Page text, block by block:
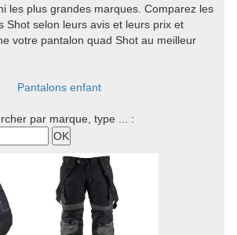
les plus grandes marques. Comparez les
Shot selon leurs avis et leurs prix et
votre pantalon quad Shot au meilleur
Pantalons enfant
par marque, type ... :